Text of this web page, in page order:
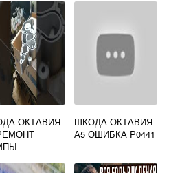
ОКТАВИЯ
ШКОДА ОКТАВИЯ
А5 ОШИБКА P0441